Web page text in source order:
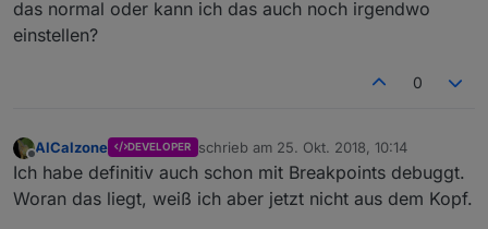
das normal oder kann ich das auch noch irgendwo
einstellen?
0
Offline
AlCalzone DEVELOPER schrieb am 25. Okt. 2018, 10:14
zuletzt editiert von
Ich habe definitiv auch schon mit Breakpoints debuggt.
Woran das liegt, weiß ich aber jetzt nicht aus dem Kopf.